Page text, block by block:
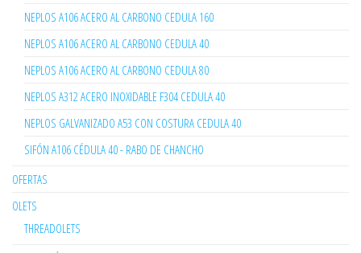
NEPLOS A106 ACERO AL CARBONO CEDULA 160
NEPLOS A106 ACERO AL CARBONO CEDULA 40
NEPLOS A106 ACERO AL CARBONO CEDULA 80
NEPLOS A312 ACERO INOXIDABLE F304 CEDULA 40
NEPLOS GALVANIZADO A53 CON COSTURA CEDULA 40
SIFÓN A106 CÉDULA 40 - RABO DE CHANCHO
OFERTAS
OLETS
THREADOLETS